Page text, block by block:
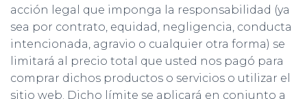
acción legal que imponga la responsabilidad (ya
sea por contrato, equidad, negligencia, conducta
intencionada, agravio o cualquier otra forma) se
limitará al precio total que usted nos pagó para
comprar dichos productos o servicios o utilizar el
sitio web. Dicho límite se aplicará en conjunto a